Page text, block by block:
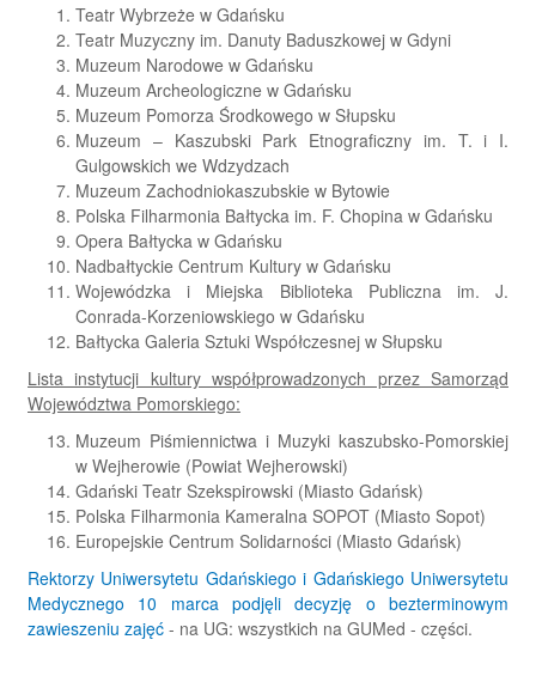
Teatr Wybrzeże w Gdańsku
Teatr Muzyczny im. Danuty Baduszkowej w Gdyni
Muzeum Narodowe w Gdańsku
Muzeum Archeologiczne w Gdańsku
Muzeum Pomorza Środkowego w Słupsku
Muzeum – Kaszubski Park Etnograficzny im. T. i I.
Gulgowskich we Wdzydzach
Muzeum Zachodniokaszubskie w Bytowie
Polska Filharmonia Bałtycka im. F. Chopina w Gdańsku
Opera Bałtycka w Gdańsku
Nadbałtyckie Centrum Kultury w Gdańsku
Wojewódzka i Miejska Biblioteka Publiczna im. J.
Conrada-Korzeniowskiego w Gdańsku
Bałtycka Galeria Sztuki Współczesnej w Słupsku
Lista instytucji kultury współprowadzonych przez Samorząd
Województwa Pomorskiego:
Muzeum Piśmiennictwa i Muzyki kaszubsko-Pomorskiej
w Wejherowie (Powiat Wejherowski)
Gdański Teatr Szekspirowski (Miasto Gdańsk)
Polska Filharmonia Kameralna SOPOT (Miasto Sopot)
Europejskie Centrum Solidarności (Miasto Gdańsk)
Rektorzy Uniwersytetu Gdańskiego i Gdańskiego Uniwersytetu
Medycznego 10 marca podjęli decyzję o bezterminowym
zawieszeniu zajęć - na UG: wszystkich na GUMed - części.